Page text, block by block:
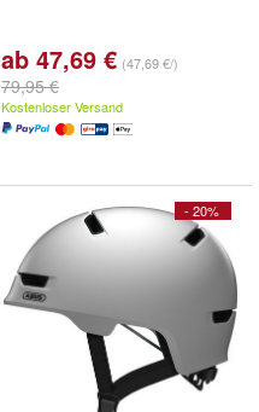
ab 47,69 € (47,69 €/)
79,95 €
Kostenloser Versand
- 20%